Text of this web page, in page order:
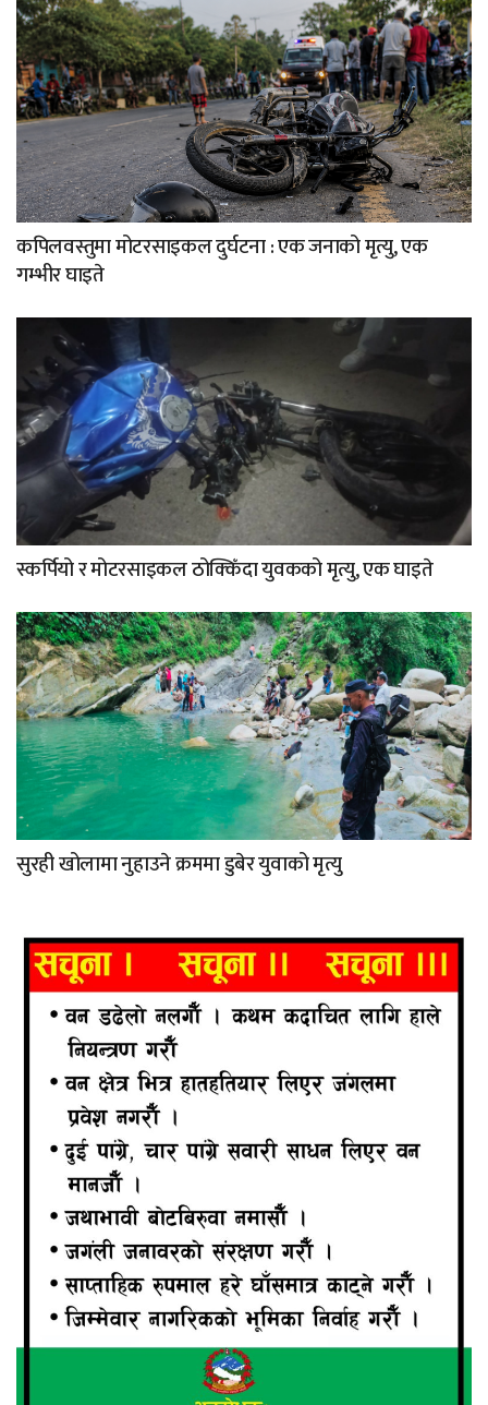
कपिलवस्तुमा मोटरसाइकल दुर्घटना : एक जनाको मृत्यु, एक
गम्भीर घाइते
स्कर्पियो र मोटरसाइकल ठोक्किँदा युवकको मृत्यु, एक घाइते
सुरही खोलामा नुहाउने क्रममा डुबेर युवाको मृत्यु